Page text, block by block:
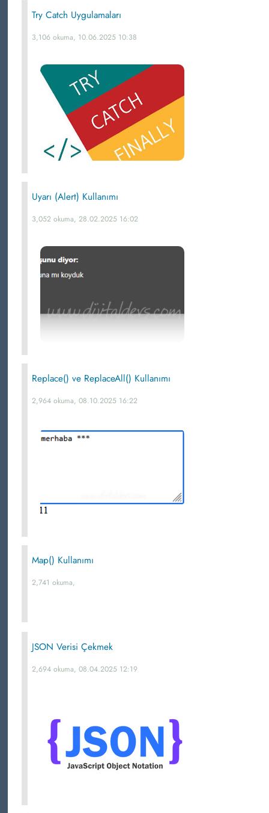
Try Catch Uygulamaları
3,106 okuma, 10.06.2025 10:38
Uyarı (Alert) Kullanımı
3,052 okuma, 28.02.2025 16:02
Replace() ve ReplaceAll() Kullanımı
2,964 okuma, 08.10.2025 16:22
Map() Kullanımı
2,741 okuma,
JSON Verisi Çekmek
2,694 okuma, 08.04.2025 12:19